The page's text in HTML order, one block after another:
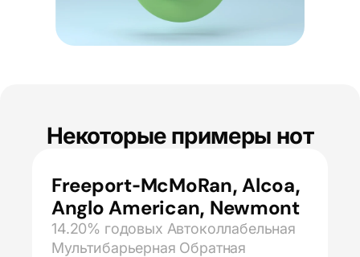
Некоторые примеры нот
Freeport-McMoRan, Alcoa,
Anglo American, Newmont
14.20% годовых Автоколлабельная
Мультибарьерная Обратная